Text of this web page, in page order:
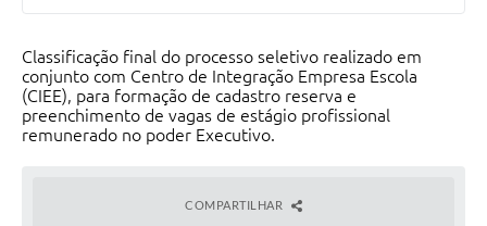
Classificação final do processo seletivo realizado em
conjunto com Centro de Integração Empresa Escola
(CIEE), para formação de cadastro reserva e
preenchimento de vagas de estágio profissional
remunerado no poder Executivo.
COMPARTILHAR